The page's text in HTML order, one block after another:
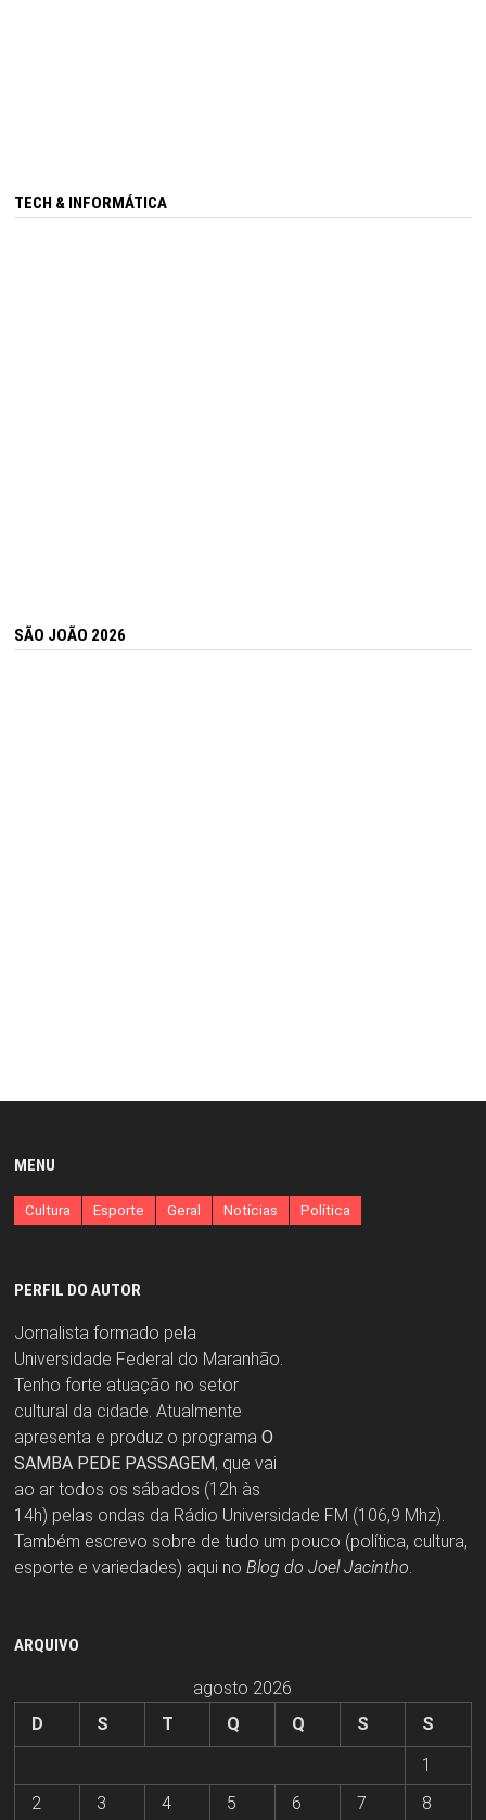
TECH & INFORMÁTICA
SÃO JOÃO 2026
MENU
Cultura Esporte Geral Notícias Política
PERFIL DO AUTOR
Jornalista formado pela
Universidade Federal do Maranhão.
Tenho forte atuação no setor
cultural da cidade. Atualmente
apresenta e produz o programa O
SAMBA PEDE PASSAGEM, que vai
ao ar todos os sábados (12h às
14h) pelas ondas da Rádio Universidade FM (106,9 Mhz).
Também escrevo sobre de tudo um pouco (política, cultura,
esporte e variedades) aqui no Blog do Joel Jacintho.
ARQUIVO
agosto 2026
D
S T Q Q S
S
1
2
3 4 5 6 7 8